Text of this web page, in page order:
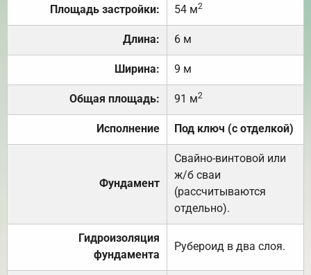
Площадь застройки: 54 м2
Длина: 6 м
Ширина: 9 м
Общая площадь: 91 м2
Исполнение Под ключ (с отделкой)
Фундамент
Свайно-винтовой или
ж/б сваи
(рассчитываются
отдельно).
Гидроизоляция
фундамента
Рубероид в два слоя.